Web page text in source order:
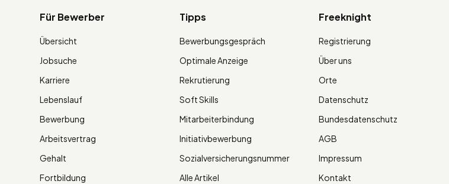
Für Bewerber
Übersicht
Jobsuche
Karriere
Lebenslauf
Bewerbung
Arbeitsvertrag
Gehalt
Fortbildung
Tipps
Bewerbungsgespräch
Optimale Anzeige
Rekrutierung
Soft Skills
Mitarbeiterbindung
Initiativbewerbung
Sozialversicherungsnummer
Alle Artikel
Freeknight
Registrierung
Über uns
Orte
Datenschutz
Bundesdatenschutz
AGB
Impressum
Kontakt